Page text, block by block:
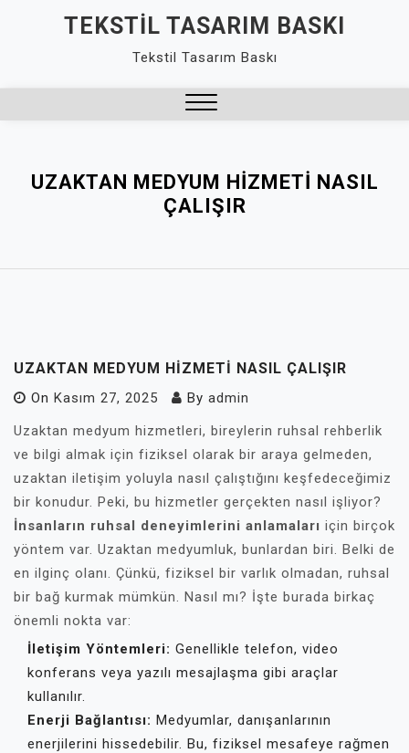
TEKSTIL TASARIM BASKI
Tekstil Tasarım Baskı
UZAKTAN MEDYUM HIZMETI NASIL
ÇALIŞIR
UZAKTAN MEDYUM HIZMETI NASIL ÇALIŞIR
On Kasım 27, 2025 By admin
Uzaktan medyum hizmetleri, bireylerin ruhsal rehberlik
ve bilgi almak için fiziksel olarak bir araya gelmeden,
uzaktan iletişim yoluyla nasıl çalıştığını keşfedeceğimiz
bir konudur. Peki, bu hizmetler gerçekten nasıl işliyor?
İnsanların ruhsal deneyimlerini anlamaları için birçok
yöntem var. Uzaktan medyumluk, bunlardan biri. Belki de
en ilginç olanı. Çünkü, fiziksel bir varlık olmadan, ruhsal
bir bağ kurmak mümkün. Nasıl mı? İşte burada birkaç
önemli nokta var:
İletişim Yöntemleri: Genellikle telefon, video
konferans veya yazılı mesajlaşma gibi araçlar
kullanılır.
Enerji Bağlantısı: Medyumlar, danışanlarının
enerjilerini hissedebilir. Bu, fiziksel mesafeye rağmen